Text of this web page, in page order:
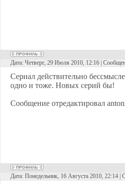
Дата: Четверг, 29 Июля 2010, 12:16 |
Сериал действительно
одно и тоже. Новых серий бы!
Сообщение отредактировал
Дата: Понедельник, 16 Августа 2010, 22:14 |